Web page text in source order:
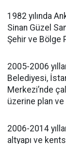
1982 yılında
Sinan Güzel
Şehir ve Bölge
2005-2006
Belediyesi,
Merkezi’nde
üzerine plan
2006-2014
altyapı ve